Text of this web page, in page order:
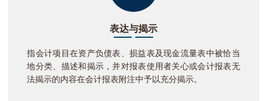
表达与揭示
指会计项目在资产负债表、损益表及现金流量表中被恰当
地分类、描述和揭示，并对报表使用者关心或会计报表无
法揭示的内容在会计报表附注中予以充分揭示。